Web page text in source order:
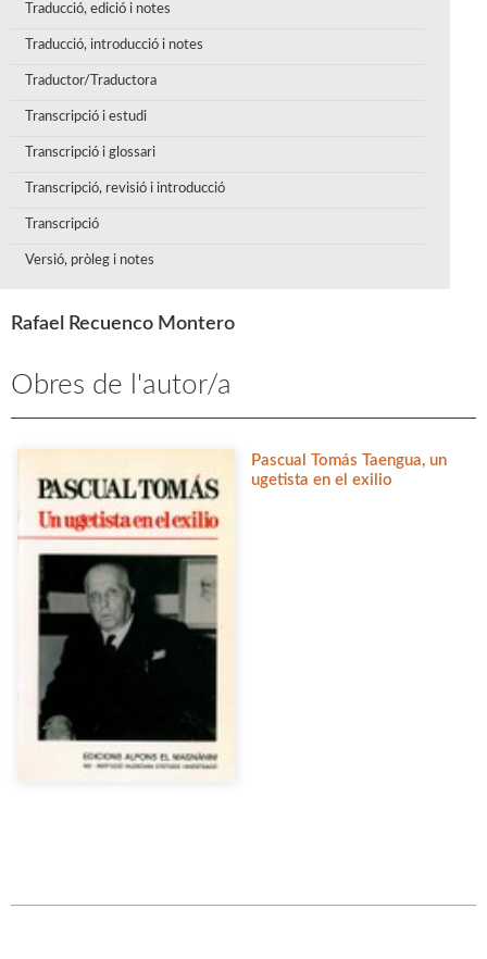
Traducció, edició i notes
Traducció, introducció i notes
Traductor/Traductora
Transcripció i estudi
Transcripció i glossari
Transcripció, revisió i introducció
Transcripció
Versió, pròleg i notes
Rafael Recuenco Montero
Obres de l'autor/a
Pascual Tomás Taengua, un
ugetista en el exilio